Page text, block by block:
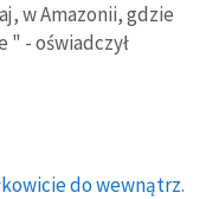
w Amazonii, gdzie
" - oświadczył
do wewnątrz.